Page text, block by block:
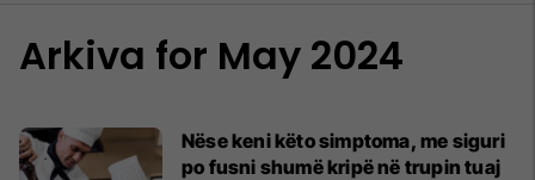
Arkiva for May 2024
Nëse keni këto simptoma, me siguri
po fusni shumë kripë në trupin tuaj